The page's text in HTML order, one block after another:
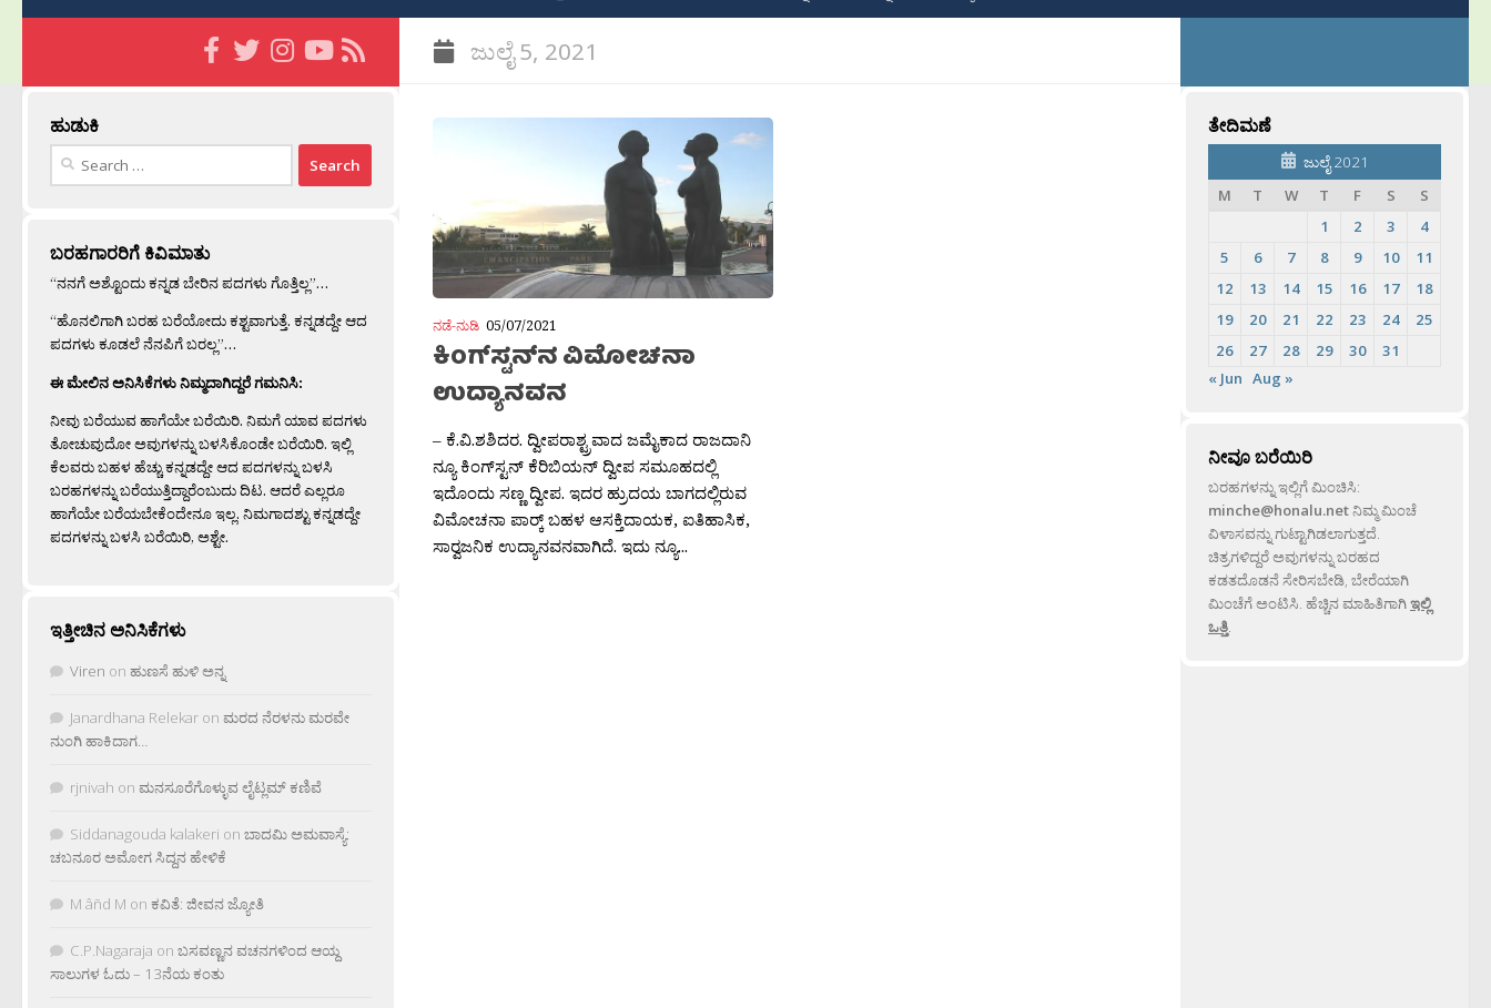
ಜುಲೈ 5, 2021
ನಡೆ-ನುಡಿ 05/07/2021
ಕಿಂಗ್‌ಸ್ಟನ್‌ನ ವಿಮೋಚನಾ
ಉದ್ಯಾನವನ
– ಕೆ.ವಿ.ಶಶಿದರ. ದ್ವೀಪರಾಶ್ಟ್ರವಾದ ಜಮೈಕಾದ ರಾಜದಾನಿ
ನ್ಯೂ ಕಿಂಗ್‌ಸ್ಟನ್ ಕೆರಿಬಿಯನ್‌ ದ್ವೀಪ ಸಮೂಹದಲ್ಲಿ
ಇದೊಂದು ಸಣ್ಣ ದ್ವೀಪ. ಇದರ ಹ್ರುದಯ ಬಾಗದಲ್ಲಿರುವ
ವಿಮೋಚನಾ ಪಾರ‍್ಕ್ ಬಹಳ ಆಸಕ್ತಿದಾಯಕ, ಐತಿಹಾಸಿಕ,
ಸಾರ‍್ವಜನಿಕ ಉದ್ಯಾನವನವಾಗಿದೆ. ಇದು ನ್ಯೂ...
ಹುಡುಕಿ
Search
ಬರಹಗಾರರಿಗೆ ಕಿವಿಮಾತು
“ನನಗೆ ಅಶ್ಟೊಂದು ಕನ್ನಡ ಬೇರಿನ ಪದಗಳು ಗೊತ್ತಿಲ್ಲ”…
“ಹೊನಲಿಗಾಗಿ ಬರಹ ಬರೆಯೋದು ಕಶ್ಟವಾಗುತ್ತೆ. ಕನ್ನಡದ್ದೇ ಆದ
ಪದಗಳು ಕೂಡಲೆ ನೆನಪಿಗೆ ಬರಲ್ಲ”…
ಈ ಮೇಲಿನ ಅನಿಸಿಕೆಗಳು ನಿಮ್ಮದಾಗಿದ್ದರೆ ಗಮನಿಸಿ:
ನೀವು ಬರೆಯುವ ಹಾಗೆಯೇ ಬರೆಯಿರಿ. ನಿಮಗೆ ಯಾವ ಪದಗಳು
ತೋಚುವುದೋ ಅವುಗಳನ್ನು ಬಳಸಿಕೊಂಡೇ ಬರೆಯಿರಿ. ಇಲ್ಲಿ
ಕೆಲವರು ಬಹಳ ಹೆಚ್ಚು ಕನ್ನಡದ್ದೇ ಆದ ಪದಗಳನ್ನು ಬಳಸಿ
ಬರಹಗಳನ್ನು ಬರೆಯುತ್ತಿದ್ದಾರೆಂಬುದು ದಿಟ. ಆದರೆ ಎಲ್ಲರೂ
ಹಾಗೆಯೇ ಬರೆಯಬೇಕೆಂದೇನೂ ಇಲ್ಲ. ನಿಮಗಾದಶ್ಟು ಕನ್ನಡದ್ದೇ
ಪದಗಳನ್ನು ಬಳಸಿ ಬರೆಯಿರಿ, ಅಶ್ಟೇ.
ಇತ್ತೀಚಿನ ಅನಿಸಿಕೆಗಳು
Viren on ಹುಣಸೆ ಹುಳಿ ಅನ್ನ
Janardhana Relekar on ಮರದ ನೆರಳನು ಮರವೇ
ನುಂಗಿ ಹಾಕಿದಾಗ…
rjnivah on ಮನಸೂರೆಗೊಳ್ಳುವ ಲೈಟ್ಲಮ್ ಕಣಿವೆ
Siddanagouda kalakeri on ಬಾದಮಿ ಅಮವಾಸ್ಯೆ:
ಚಬನೂರ ಅಮೋಗ ಸಿದ್ದನ ಹೇಳಿಕೆ
M âñd M on ಕವಿತೆ: ಜೀವನ ಜ್ಯೋತಿ
C.P.Nagaraja on ಬಸವಣ್ಣನ ವಚನಗಳಿಂದ ಆಯ್ದ
ಸಾಲುಗಳ ಓದು – 13ನೆಯ ಕಂತು
ತೇದಿಮಣೆ
ಜುಲೈ 2021
M
T W T F S
S
1
2 3
4
5
6 7 8 9 10
11
12
13 14 15 16 17
18
19
20 21 22 23 24
25
26
27 28 29 30
31
« Jun Aug »
ನೀವೂ ಬರೆಯಿರಿ
ಬರಹಗಳನ್ನು ಇಲ್ಲಿಗೆ ಮಿಂಚಿಸಿ:
minche@honalu.netನಿಮ್ಮ ಮಿಂಚೆ
ವಿಳಾಸವನ್ನು ಗುಟ್ಟಾಗಿಡಲಾಗುತ್ತದೆ.
ಚಿತ್ರಗಳಿದ್ದರೆ ಅವುಗಳನ್ನು ಬರಹದ
ಕಡತದೊಡನೆ ಸೇರಿಸಬೇಡಿ, ಬೇರೆಯಾಗಿ
ಮಿಂಚೆಗೆ ಅಂಟಿಸಿ. ಹೆಚ್ಚಿನ ಮಾಹಿತಿಗಾಗಿಇಲ್ಲಿ
ಒತ್ತಿ.